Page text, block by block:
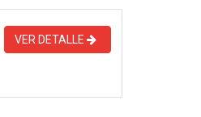
VER DETALLE